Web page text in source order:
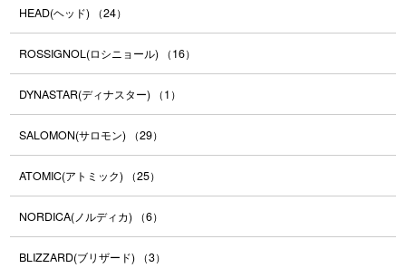
HEAD(ヘッド) （24）
ROSSIGNOL(ロシニョール) （16）
DYNASTAR(ディナスター) （1）
SALOMON(サロモン) （29）
ATOMIC(アトミック) （25）
NORDICA(ノルディカ) （6）
BLIZZARD(ブリザード) （3）